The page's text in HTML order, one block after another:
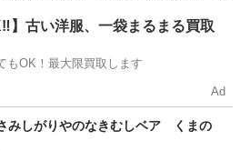
San
】古い洋服、一袋まるまる買取
もOK！最大限買取します
Ad
みしがりやのなきむしベア くまの